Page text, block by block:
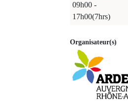
09h00 -
17h00(7hrs)
Organisateur(s)